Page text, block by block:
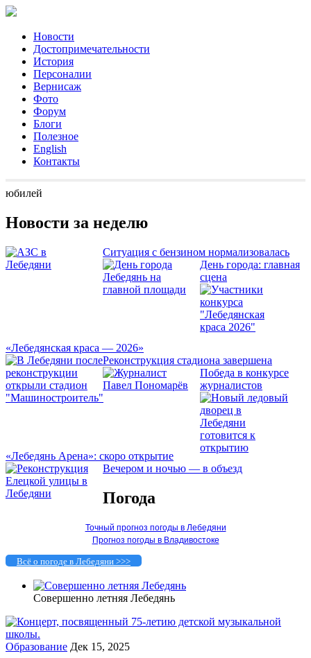
Новости
Достопримечательности
История
Персоналии
Вернисаж
Фото
Форум
Блоги
Полезное
English
Контакты
юбилей
Новости за неделю
Ситуация с бензином нормализовалась
День города: главная
сцена
«Лебедянская краса — 2026»
Реконструкция стадиона завершена
Победа в конкурсе
журналистов
«Лебедянь Арена»: скоро открытие
Вечером и ночью — в объезд
Погода
Точный прогноз погоды в Лебедяни
Прогноз погоды в Владивостоке
Всё о погоде в Лебедяни >>>
Совершенно летняя Лебедянь
Образование Дек 15, 2025